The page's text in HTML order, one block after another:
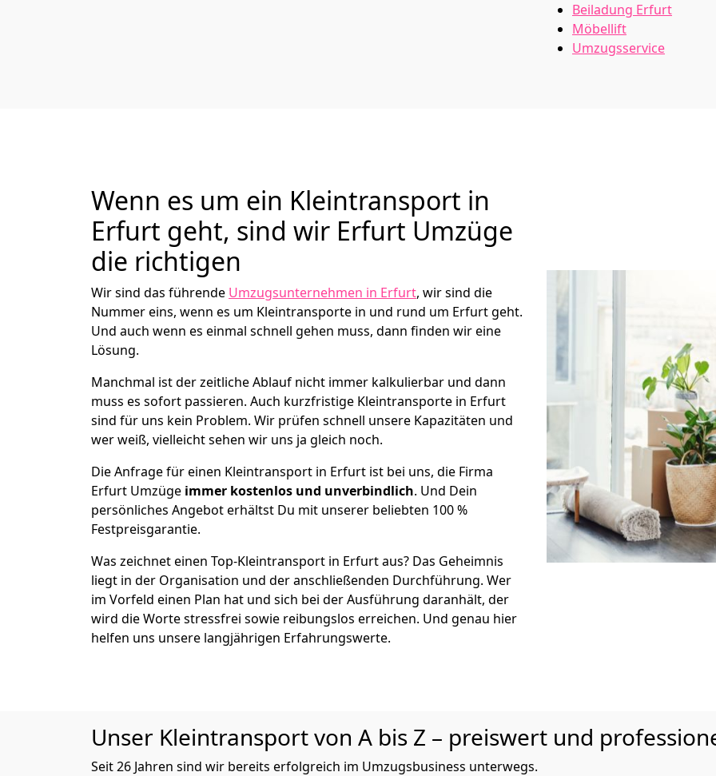
Beiladung Erfurt
Möbellift
Umzugsservice
Wenn es um ein Kleintransport in
Erfurt geht, sind wir Erfurt Umzüge
die richtigen
Wir sind das führende Umzugsunternehmen in Erfurt, wir sind die
Nummer eins, wenn es um Kleintransporte in und rund um Erfurt geht.
Und auch wenn es einmal schnell gehen muss, dann finden wir eine
Lösung.
Manchmal ist der zeitliche Ablauf nicht immer kalkulierbar und dann
muss es sofort passieren. Auch kurzfristige Kleintransporte in Erfurt
sind für uns kein Problem. Wir prüfen schnell unsere Kapazitäten und
wer weiß, vielleicht sehen wir uns ja gleich noch.
Die Anfrage für einen Kleintransport in Erfurt ist bei uns, die Firma
Erfurt Umzüge immer kostenlos und unverbindlich. Und Dein
persönliches Angebot erhältst Du mit unserer beliebten 100 %
Festpreisgarantie.
Was zeichnet einen Top-Kleintransport in Erfurt aus? Das Geheimnis
liegt in der Organisation und der anschließenden Durchführung. Wer
im Vorfeld einen Plan hat und sich bei der Ausführung daranhält, der
wird die Worte stressfrei sowie reibungslos erreichen. Und genau hier
helfen uns unsere langjährigen Erfahrungswerte.
Unser Kleintransport von A bis Z – preiswert und
Seit 26 Jahren sind wir bereits erfolgreich im Umzugsbusiness unterwegs.